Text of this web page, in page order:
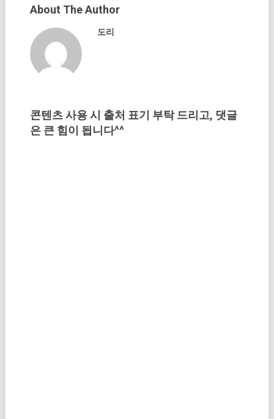
About The Author
도리
콘텐츠 사용 시 출처 표기 부탁 드리고, 댓글
은 큰 힘이 됩니다^^